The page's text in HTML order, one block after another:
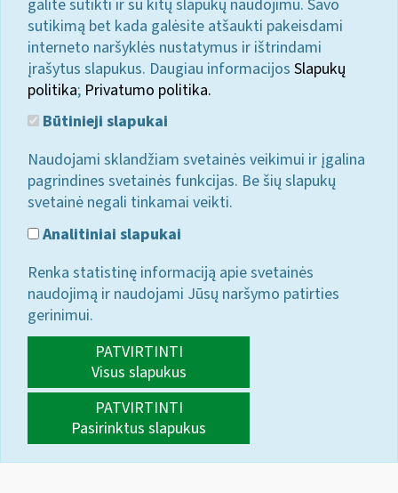
galite sutikti ir su kitų slapukų naudojimu. Savo
sutikimą bet kada galėsite atšaukti pakeisdami
interneto naršyklės nustatymus ir ištrindami
įrašytus slapukus. Daugiau informacijos Slapukų
politika; Privatumo politika.
Būtinieji slapukai
Naudojami sklandžiam svetainės veikimui ir įgalina
pagrindines svetainės funkcijas. Be šių slapukų
svetainė negali tinkamai veikti.
Analitiniai slapukai
Renka statistinę informaciją apie svetainės
naudojimą ir naudojami Jūsų naršymo patirties
gerinimui.
PATVIRTINTI
Visus slapukus
PATVIRTINTI
Pasirinktus slapukus